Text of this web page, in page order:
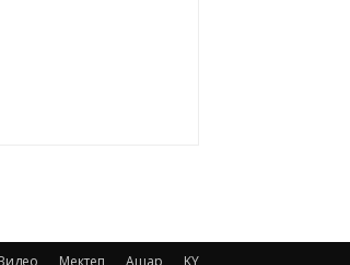
Мектеп Ашар KY